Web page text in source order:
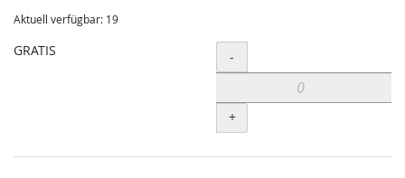
Aktuell verfügbar: 19
GRATIS Menge
-
+